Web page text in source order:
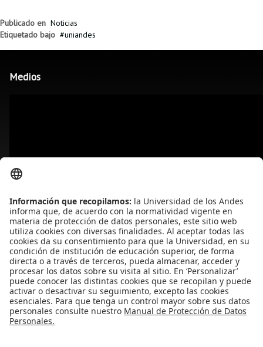
Publicado en Noticias
Etiquetado bajo
uniandes
Medios
Más en esta categoría
« FINAL NACIONAL CONCURSO DE TALENTOS
TIC HUAWEI COLOMBIA 2018-2019